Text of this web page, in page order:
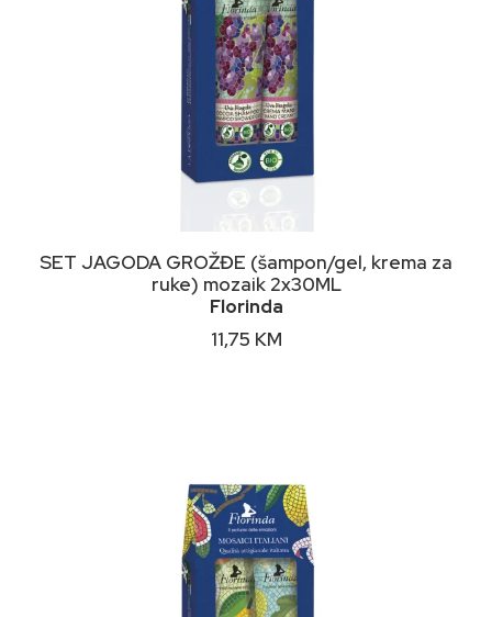
DODAJ U KORPU
SET JAGODA GROŽĐE (šampon/gel, krema za
ruke) mozaik 2x30ML
Florinda
11,75 KM